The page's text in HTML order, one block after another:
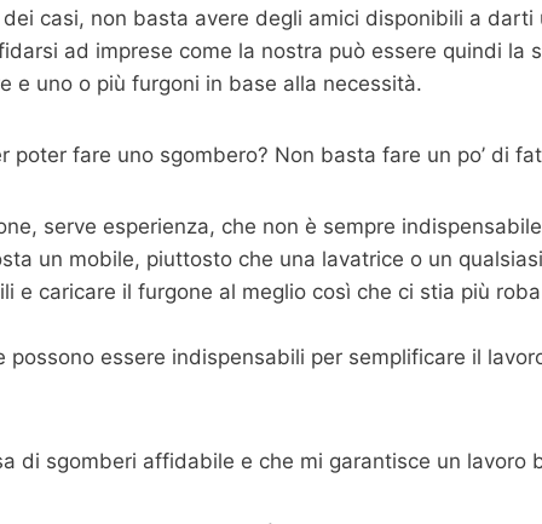
casi, non basta avere degli amici disponibili a
ad imprese come la nostra può essere quindi la
e uno o più furgoni in base alla necessità.
poter fare uno sgombero? Non basta fare un po’ di
serve esperienza, che non è sempre
un mobile, piuttosto che una lavatrice o un
e caricare il furgone al meglio così che ci stia più
possono essere indispensabili per semplificare il
di sgomberi affidabile e che mi garantisce un lavoro